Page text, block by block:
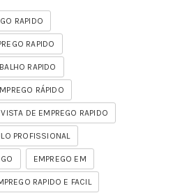
RAPIDO
RAPIDO
RAPIDO
RÁPIDO
DE EMPREGO RAPIDO
PROFISSIONAL
EMPREGO EM
RAPIDO E FACIL